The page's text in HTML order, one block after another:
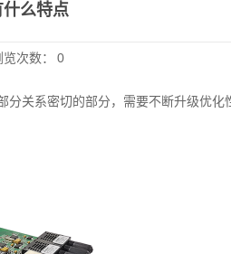
么特点
次数： 0
关系密切的部分，需要不断升级优